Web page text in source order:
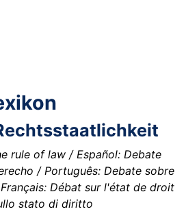
rule of law / Español: Debate
/ Português: Debate sobre
Débat sur l'état de droit
stato di diritto